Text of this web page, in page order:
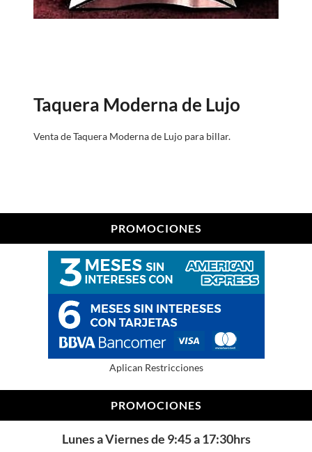
PROMOCIONES
Aplican Restricciones
PROMOCIONES
Lunes a Viernes de 9:45 a 17:30hrs
Taquera Moderna de Lujo
Venta de Taquera Moderna de Lujo para billar.